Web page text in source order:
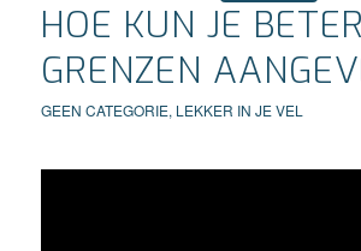
HOE KUN JE
GRENZEN
GEEN CATEGORIE, LEKKER IN JE VEL